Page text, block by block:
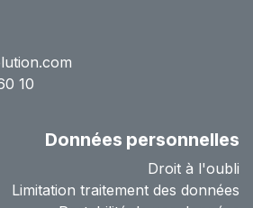
10
Données personnelles
Droit à l'oubli
Limitation traitement des données